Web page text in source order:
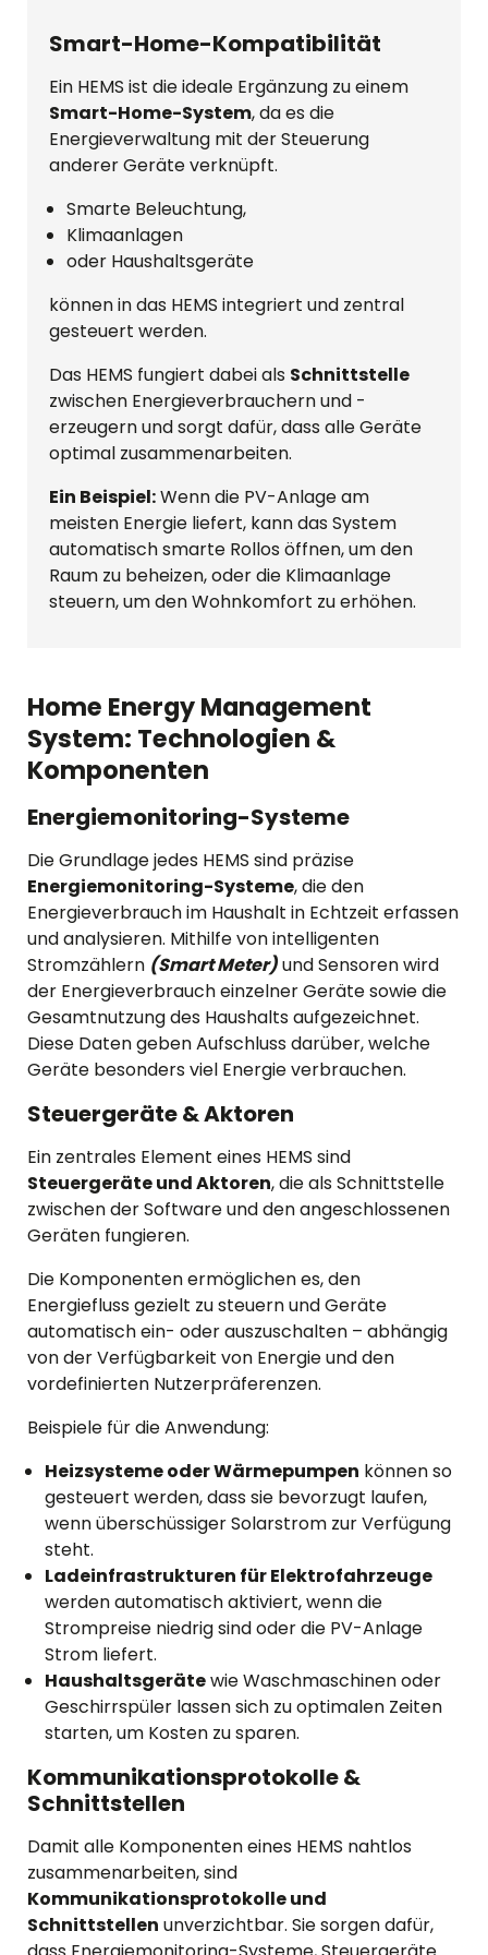
Smart-Home-Kompatibilität
Ein HEMS ist die ideale Ergänzung zu einem
Smart-Home-System, da es die
Energieverwaltung mit der Steuerung
anderer Geräte verknüpft.
Smarte Beleuchtung,
Klimaanlagen
oder Haushaltsgeräte
können in das HEMS integriert und zentral
gesteuert werden.
Das HEMS fungiert dabei als Schnittstelle
zwischen Energieverbrauchern und -
erzeugern und sorgt dafür, dass alle Geräte
optimal zusammenarbeiten.
Ein Beispiel:Wenn die PV-Anlage am
meisten Energie liefert, kann das System
automatisch smarte Rollos öffnen, um den
Raum zu beheizen, oder die Klimaanlage
steuern, um den Wohnkomfort zu erhöhen.
Home Energy Management
System: Technologien &
Komponenten
Energiemonitoring-Systeme
Die Grundlage jedes HEMS sind präzise
Energiemonitoring-Systeme, die den
Energieverbrauch im Haushalt in Echtzeit erfassen
und analysieren. Mithilfe von intelligenten
Stromzählern (Smart Meter)und Sensoren wird
der Energieverbrauch einzelner Geräte sowie die
Gesamtnutzung des Haushalts aufgezeichnet.
Diese Daten geben Aufschluss darüber, welche
Geräte besonders viel Energie verbrauchen.
Steuergeräte & Aktoren
Ein zentrales Element eines HEMS sind
Steuergeräte und Aktoren, die als Schnittstelle
zwischen der Software und den angeschlossenen
Geräten fungieren.
Die Komponenten ermöglichen es, den
Energiefluss gezielt zu steuern und Geräte
automatisch ein- oder auszuschalten – abhängig
von der Verfügbarkeit von Energie und den
vordefinierten Nutzerpräferenzen.
Beispiele für die Anwendung:
Heizsysteme oder Wärmepumpen können so
gesteuert werden, dass sie bevorzugt laufen,
wenn überschüssiger Solarstrom zur Verfügung
steht.
Ladeinfrastrukturen für Elektrofahrzeuge
werden automatisch aktiviert, wenn die
Strompreise niedrig sind oder die PV-Anlage
Strom liefert.
Haushaltsgerätewie Waschmaschinen oder
Geschirrspüler lassen sich zu optimalen Zeiten
starten, um Kosten zu sparen.
Kommunikationsprotokolle &
Schnittstellen
Damit alle Komponenten eines HEMS nahtlos
zusammenarbeiten, sind
Kommunikationsprotokolle und
Schnittstellen unverzichtbar. Sie sorgen dafür,